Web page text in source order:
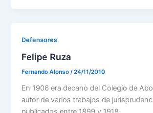
Defensores
Felipe Ruza
Fernando Alonso/24/11/2010
En 1906 era decano del Colegio de
autor de varios trabajos de